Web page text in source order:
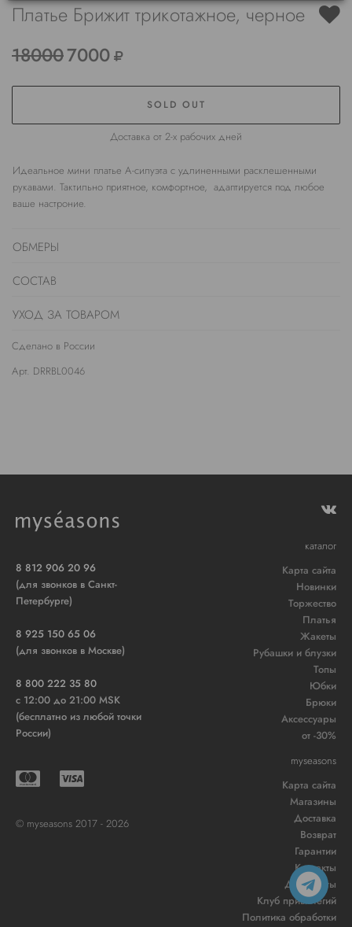
Платье Брижит трикотажное, черное
180007000
SOLD OUT
Доставка от 2-х рабочих дней
Идеальное мини платье А-силуэта с удлиненными расклешенными
рукавами. Тактильно приятное, комфортное, адаптируется под любое
ваше настроние.
ОБМЕРЫ
СОСТАВ
УХОД ЗА ТОВАРОМ
Сделано в России
Арт. DRRBL0046
8 812 906 20 96
(для звонков в Санкт-
Петербурге)
8 925 150 65 06
(для звонков в Москве)
8 800 222 35 80
c 12:00 до 21:00 MSK
(бесплатно из любой точки
России)
© myseasons 2017 - 2026
каталог
Карта сайта
Новинки
Торжество
Платья
Жакеты
Рубашки и блузки
Топы
Юбки
Брюки
Аксессуары
от -30%
myseasons
Карта сайта
Магазины
Доставка
Возврат
Гарантии
Контакты
Документы
Клуб привилегий
Политика обработки